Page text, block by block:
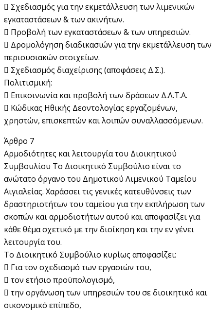
 Σχεδιασμός για την εκμετάλλευση των λιμενικών
εγκαταστάσεων & των ακινήτων.
 Προβολή των εγκαταστάσεων & των υπηρεσιών.
 Δρομολόγηση διαδικασιών για την εκμετάλλευση των
περιουσιακών στοιχείων.
 Σχεδιασμός διαχείρισης (αποφάσεις Δ.Σ.).
Πολιτισμική:
 Επικοινωνία και προβολή των δράσεων Δ.Λ.Τ.Α.
 Κώδικας Ηθικής Δεοντολογίας εργαζομένων,
χρηστών, επισκεπτών και λοιπών συναλλασσόμενων.
Άρθρο 7
Αρμοδιότητες και λειτουργία του Διοικητικού
Συμβουλίου Το Διοικητικό Συμβούλιο είναι το
ανώτατο όργανο του Δημοτικού Λιμενικού Ταμείου
Αιγιαλείας. Χαράσσει τις γενικές κατευθύνσεις των
δραστηριοτήτων του ταμείου για την εκπλήρωση των
σκοπών και αρμοδιοτήτων αυτού και αποφασίζει για
κάθε θέμα σχετικό με την διοίκηση και την εν γένει
λειτουργία του.
Το Διοικητικό Συμβούλιο κυρίως αποφασίζει:
 Για τον σχεδιασμό των εργασιών του,
 τον ετήσιο προϋπολογισμό,
 την οργάνωση των υπηρεσιών του σε διοικητικό και
οικονομικό επίπεδο,